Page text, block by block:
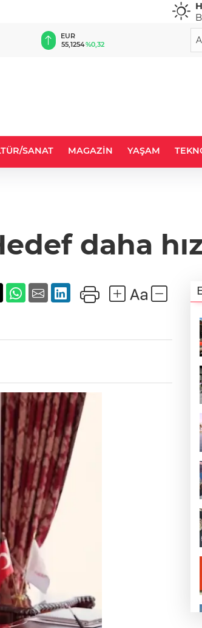
GBP
64,3468%0,38
CHF
SANAT MAGAZİN YAŞAM
daha